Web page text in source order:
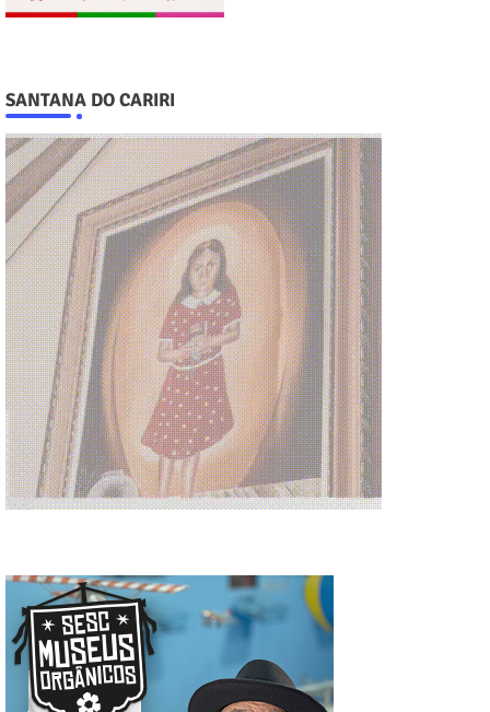
SANTANA DO CARIRI